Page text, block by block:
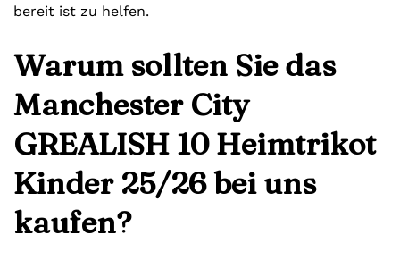
bereit ist zu helfen.
Warum sollten Sie das
Manchester City
GREALISH 10 Heimtrikot
Kinder 25/26 bei uns
kaufen?